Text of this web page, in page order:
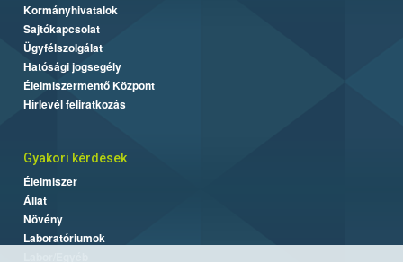
Kormányhivatalok
Sajtókapcsolat
Ügyfélszolgálat
Hatósági jogsegély
Élelmiszermentő Központ
Hírlevél feliratkozás
Gyakori kérdések
Élelmiszer
Állat
Növény
Laboratóriumok